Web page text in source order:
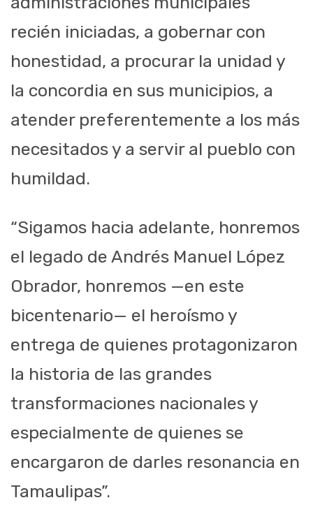
recién iniciadas, a gobernar con
honestidad, a procurar la unidad y
la concordia en sus municipios, a
atender preferentemente a los más
necesitados y a servir al pueblo con
humildad.
“Sigamos hacia adelante, honremos
el legado de Andrés Manuel López
Obrador, honremos —en este
bicentenario— el heroísmo y
entrega de quienes protagonizaron
la historia de las grandes
transformaciones nacionales y
especialmente de quienes se
encargaron de darles resonancia en
Tamaulipas”.